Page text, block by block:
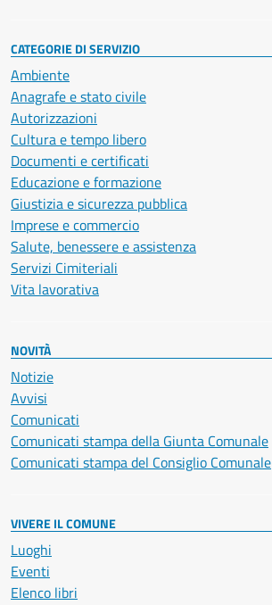
CATEGORIE DI SERVIZIO
Ambiente
Anagrafe e stato civile
Autorizzazioni
Cultura e tempo libero
Documenti e certificati
Educazione e formazione
Giustizia e sicurezza pubblica
Imprese e commercio
Salute, benessere e assistenza
Servizi Cimiteriali
Vita lavorativa
NOVITÀ
Notizie
Avvisi
Comunicati
Comunicati stampa della Giunta Comunale
Comunicati stampa del Consiglio Comunale
VIVERE IL COMUNE
Luoghi
Eventi
Elenco libri